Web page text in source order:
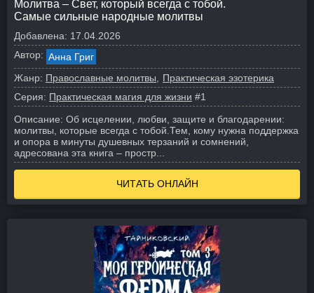
Молитва – Свет, который всегда с тобой.
Самые сильные народные молитвы
Добавлена: 17.04.2026
Автор: Анна Григ
Жанр: Православные молитвы
Практическая эзотерика
Серия: Практическая магия для жизни #1
Описание: Об исцелении, любви, защите и благодарении:
молитвы, которые всегда с тобой. Тем, кому нужна поддержка
и опора в минуты душевных терзаний и сомнений,
адресована эта книга – простр...
ЧИТАТЬ ОНЛАЙН